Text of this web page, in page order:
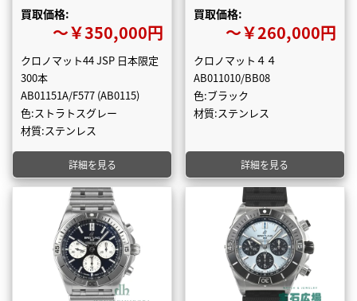
買取価格:
〜￥350,000円
クロノマット44 JSP 日本限定
300本
AB01151A/F577 (AB0115)
色:ストラトスグレー
材質:ステンレス
詳細を見る
買取価格:
〜￥260,000円
クロノマット４４
AB011010/BB08
色:ブラック
材質:ステンレス
詳細を見る